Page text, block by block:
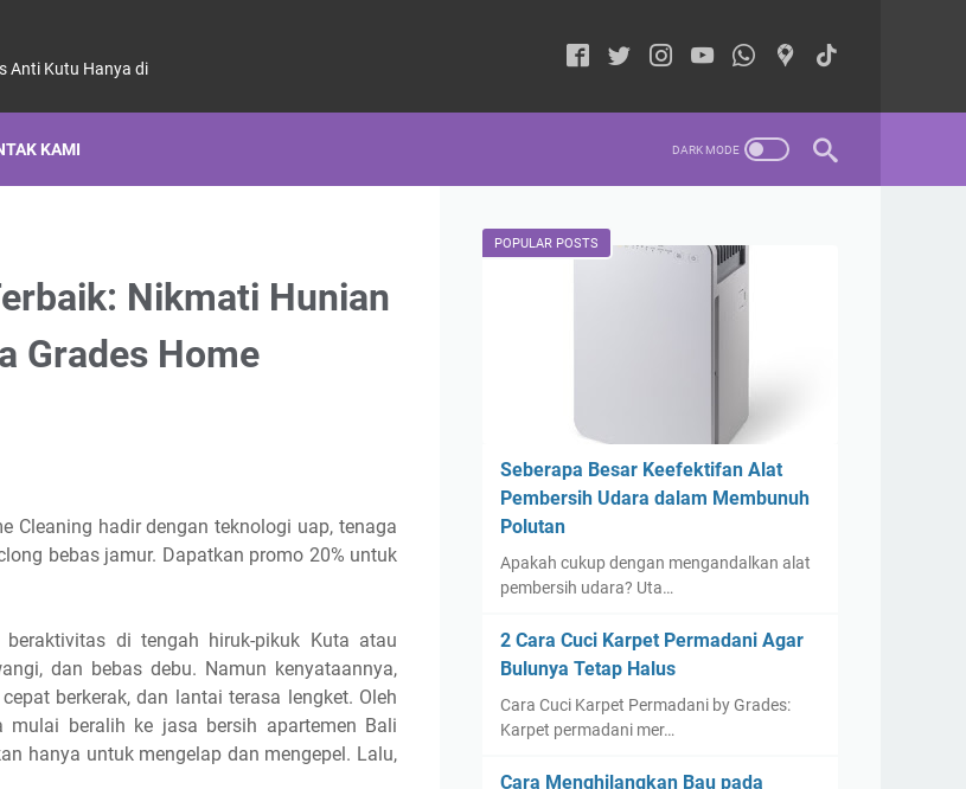
Anti Kutu Hanya di
KAMI
Nikmati Hunian
Grades Home
Cleaning hadir dengan teknologi uap, tenaga
bebas jamur. Dapatkan promo 20% untuk
di tengah hiruk-pikuk Kuta atau
dan bebas debu. Namun kenyataannya,
berkerak, dan lantai terasa lengket. Oleh
beralih ke jasa bersih apartemen Bali
hanya untuk mengelap dan mengepel. Lalu,
POPULAR POSTS
Seberapa Besar Keefektifan Alat
Pembersih Udara dalam Membunuh
Polutan
Apakah cukup dengan mengandalkan alat
pembersih udara? Uta…
2 Cara Cuci Karpet Permadani Agar
Bulunya Tetap Halus
Cara Cuci Karpet Permadani by Grades:
Karpet permadani mer…
Cara Menghilangkan Bau pada